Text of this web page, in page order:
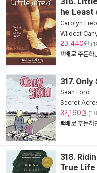
he Least
Carolyn
Wildcat
20,440원
택배로 주문하
317.
Sean Ford
Secret
32,160원
택배로 주문하
318.
True Life